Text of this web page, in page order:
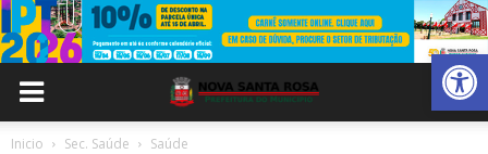
Abrir
Inicio Sec. Saúde Saúde